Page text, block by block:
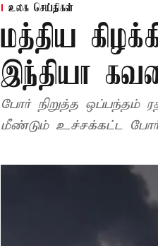
உலக செய்திகள்
மத்திய
இந்தியா
போர் நிறுத்த ஒப்பந்தம்
மீண்டும் உச்சக்கட்ட போர்